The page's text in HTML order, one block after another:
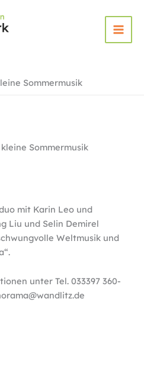
Sommermusik
Sommermusik
mit Karin Leo und
Liu und Selin Demirel
Weltmusik und
unter Tel. 033397 360-